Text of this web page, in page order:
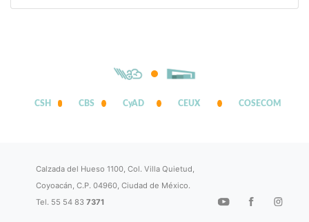
CSH CBS CyAD CEUX COSECOM
Calzada del Hueso 1100, Col. Villa Quietud,
Coyoacán, C.P. 04960, Ciudad de México.
Tel. 55 54 837371